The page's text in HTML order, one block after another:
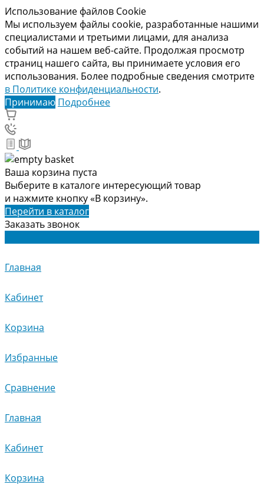
Использование файлов Cookie
Мы используем файлы cookie, разработанные нашими
специалистами и третьими лицами, для анализа
событий на нашем веб-сайте. Продолжая просмотр
страниц нашего сайта, вы принимаете условия его
использования. Более подробные сведения смотрите
в Политике конфиденциальности.
Принимаю Подробнее
Ваша корзина пуста
Выберите в каталоге интересующий товар
и нажмите кнопку «В корзину».
Перейти в каталог
Заказать звонок
Главная
Кабинет
Корзина
Избранные
Сравнение
Главная
Кабинет
Корзина